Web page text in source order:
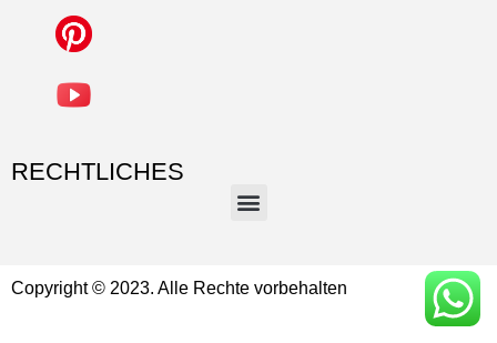
RECHTLICHES
Copyright © 2023. Alle Rechte vorbehalten